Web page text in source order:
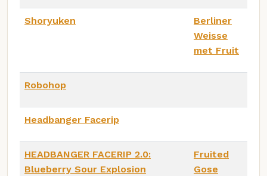
Shoryuken
Berliner
Weisse
met Fruit
Robohop
Headbanger Facerip
HEADBANGER FACERIP 2.0:
Blueberry Sour Explosion
Fruited
Gose